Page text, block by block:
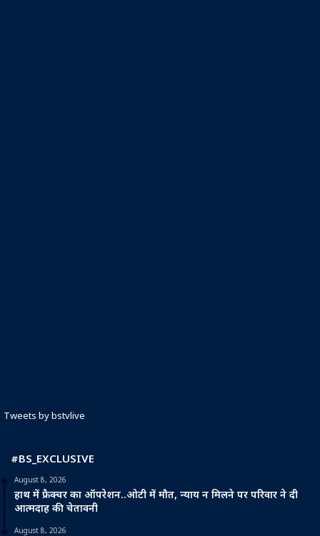
Tweets by bstvlive
#BS_EXCLUSIVE
August 8, 2026
हाथ में फ्रैक्चर का ऑपरेशन..ओटी में मौत, न्याय न मिलने पर परिवार ने दी
आत्मदाह की चेतावनी
August 8, 2026